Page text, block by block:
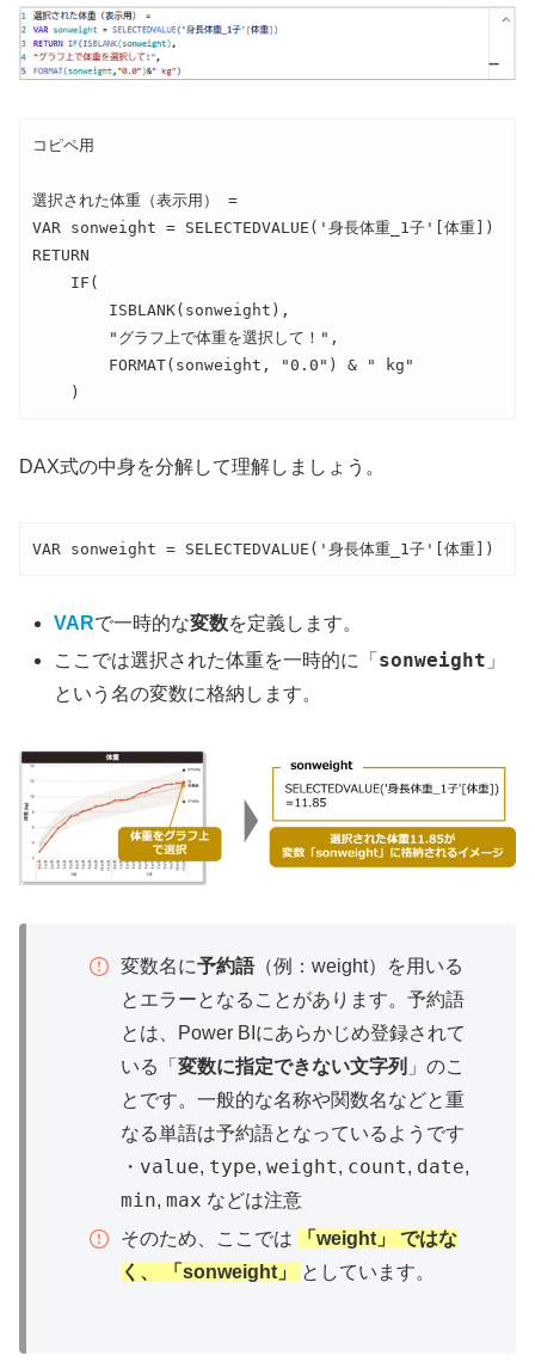
コピペ用
選択された体重（表示用） =
VAR sonweight = SELECTEDVALUE('身長体重_1子'[体重])
RETURN
    IF(
        ISBLANK(sonweight),
        "グラフ上で体重を選択して！",
        FORMAT(sonweight, "0.0") & " kg"
    )
DAX式の中身を分解して理解しましょう。
VAR sonweight = SELECTEDVALUE('身長体重_1子'[体重])
VARで一時的な変数を定義します。
ここでは選択された体重を一時的に「 sonweight 」
という名の変数に格納します。
変数名に予約語（例：weight）を用いる
とエラーとなることがあります。予約語
とは、Power BIにあらかじめ登録されて
いる「 変数に指定できない文字列 」のこ
とです。一般的な名称や関数名などと重
なる単語は予約語となっているようです
・ value, type, weight, count, date,
min, max などは注意
そのため、ここでは
「 weight」 ではな
く、 「sonweight」
としています。